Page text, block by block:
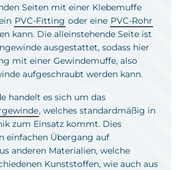
Seiten mit einer Klebemuffe
PVC-Fitting oder eine PVC-Rohr
kann. Die alleinstehende Seite ist
ausgestattet, sodass hier
mit einer Gewindemuffe, also
aufgeschraubt werden kann.
handelt es sich um das
, welches standardmäßig in
zum Einsatz kommt. Dies
einfachen Übergang auf
anderen Materialien, welche
Kunststoffen, wie auch aus